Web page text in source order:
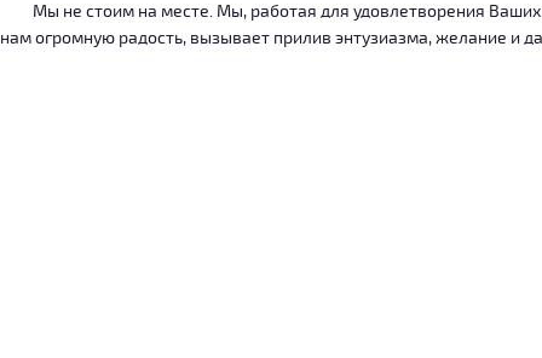
Мы не стоим на месте. Мы, работая для удовлетворения Ваших
нам огромную радость, вызывает прилив энтузиазма, желание и